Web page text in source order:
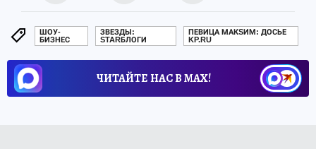
ШОУ-
БИЗНЕС
ЗВЕЗДЫ:
STARБЛОГИ
ПЕВИЦА МАКSИМ: ДОСЬЕ
KP.RU
ЧИТАЙТЕ НАС В МАХ!